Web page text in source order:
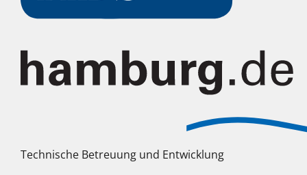
Technische Betreuung und Entwicklung